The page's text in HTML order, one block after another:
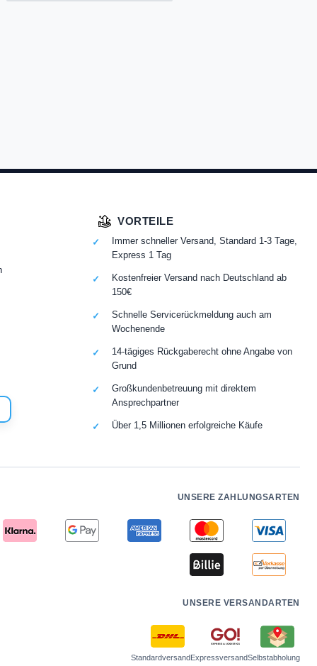
VORTEILE
Immer schneller Versand, Standard 1-3 Tage,
Express 1 Tag
Kostenfreier Versand nach Deutschland ab
150€
Schnelle Servicerückmeldung auch am
Wochenende
14-tägiges Rückgaberecht ohne Angabe von
Grund
Großkundenbetreuung mit direktem
Ansprechpartner
Über 1,5 Millionen erfolgreiche Käufe
UNSERE ZAHLUNGSARTEN
UNSERE VERSANDARTEN
StandardversandExpressversandSelbstabholung